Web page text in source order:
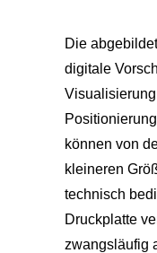
Die
digitale
können von
kleineren
technisch
Druckplatte
zwangsläufig